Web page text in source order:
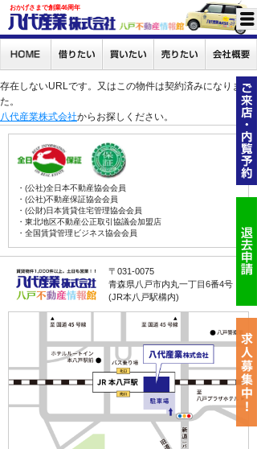
おかげさまで創業46周年
存在しないURLです。又はこの物件は契約済みになりまし
た。
八代産業株式会社からお探しください。
・(公社)全日本不動産協会会員
・(公社)不動産保証協会会員
・(公財)日本賃貸住宅管理協会会員
・東北地区不動産公正取引協議会加盟店
・全国賃貸管理ビジネス協会会員
〒031-0075
青森県八戸市内丸一丁目6番4号
(JR本八戸駅構内)